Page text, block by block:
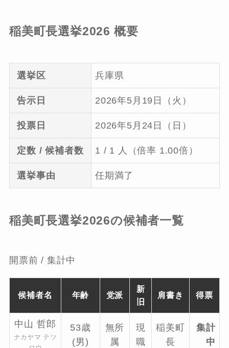
稲美町長選挙2026 概要
選挙区 兵庫県
告示日 2026年5月19日（火）
投票日 2026年5月24日（日）
定数 / 候補者数 1 / 1 人（倍率 1.00倍）
選挙事由 任期満了
稲美町長選挙2026の候補者一覧
開票前 / 集計中
候補者名 年齢 党派
新
旧
肩書き 得票
中山 哲郎
ナカヤマ テツ
53歳
(男)
無所
属
現
職
稲美町
長
集計
中